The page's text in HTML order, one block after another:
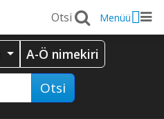
Menüü
A-Ö nimekiri
Otsi